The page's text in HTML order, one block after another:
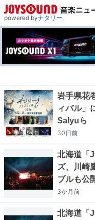
powered byナタリー
岩手県花
ィバル」
Salyuら
30日前
北海道「
ズ、川崎
ブルも公
3か月前
北海道「